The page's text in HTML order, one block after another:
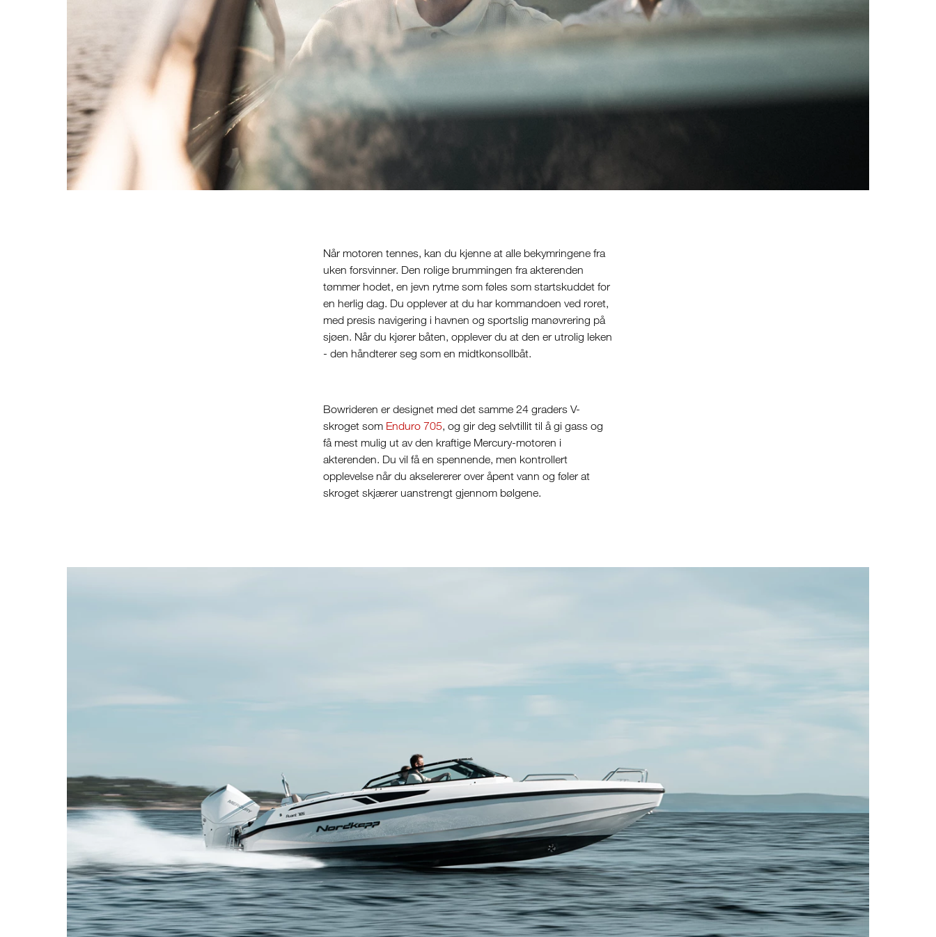
Når motoren tennes, kan du kjenne at alle bekymringene fra
uken forsvinner. Den rolige brummingen fra akterenden
tømmer hodet, en jevn rytme som føles som startskuddet for
en herlig dag. Du opplever at du har kommandoen ved roret,
med presis navigering i havnen og sportslig manøvrering på
sjøen. Når du kjører båten, opplever du at den er utrolig leken
- den håndterer seg som en midtkonsollbåt.
Bowrideren er designet med det samme 24 graders V-
skroget som Enduro 705, og gir deg selvtillit til å gi gass og
få mest mulig ut av den kraftige Mercury-motoren i
akterenden. Du vil få en spennende, men kontrollert
opplevelse når du akselererer over åpent vann og føler at
skroget skjærer uanstrengt gjennom bølgene.